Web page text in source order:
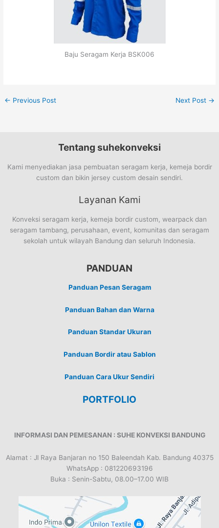
Baju Seragam Kerja BSK006
← Previous Post Next Post →
Tentang suhekonveksi
Kami menyediakan jasa pembuatan seragam kerja, kemeja bordir
custom dan bikin jersey custom desain sendiri.
Layanan Kami
Konveksi seragam kerja, kemeja bordir custom, wearpack dan
seragam tambang, perusahaan, event, komunitas dan seragam
sekolah untuk wilayah Bandung dan seluruh Indonesia.
PANDUAN
Panduan Pesan Seragam
Panduan Bahan dan Warna
Panduan Standar Ukuran
Panduan Bordir atau Sablon
Panduan Cara Ukur Sendiri
PORTFOLIO
INFORMASI DAN PEMESANAN : SUHE KONVEKSI BANDUNG
Alamat : Jl Raya Banjaran no 150 Baleendah Kab. Bandung 40375
WhatsApp : 081220693196
Buka : Senin-Sabtu, 08.00–17.00 WIB